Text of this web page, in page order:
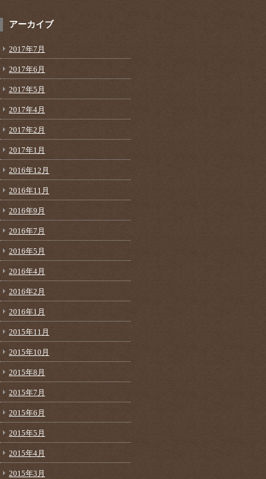
アーカイブ
2017年7月
2017年6月
2017年5月
2017年4月
2017年2月
2017年1月
2016年12月
2016年11月
2016年9月
2016年7月
2016年5月
2016年4月
2016年2月
2016年1月
2015年11月
2015年10月
2015年8月
2015年7月
2015年6月
2015年5月
2015年4月
2015年3月